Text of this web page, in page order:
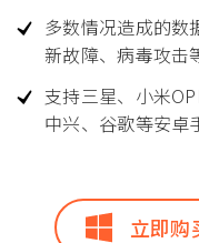
多数情况造成的数
新故障、病毒攻击
支持三星、小米
中兴、谷歌等安卓
立即购